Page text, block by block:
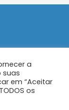
a
suas
em “Aceitar
os